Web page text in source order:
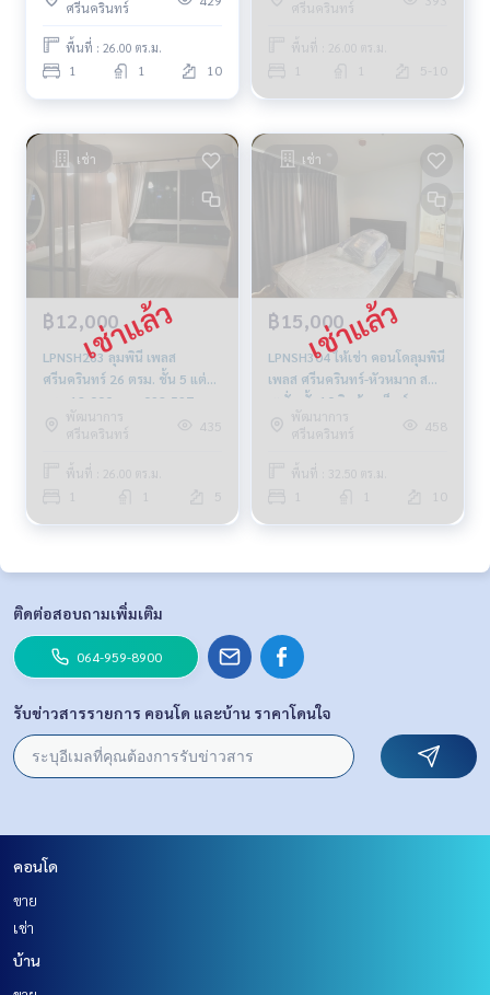
ศรีนครินทร์
พื้นที่ : 26.00 ตร.ม.
1 1 10
ศรีนครินทร์
พื้นที่ : 26.00 ตร.ม.
5-10
เช่า
฿12,000
LPNSH263 ลุมพินี เพลส
ศรีนครินทร์ 26 ตรม. ชั้น 5 แต่ง
ครบ 12,000 บาท 092-597-
4998พัฒนาการ
ศรีนครินทร์
435
พื้นที่ : 26.00 ตร.ม.
5
เช่า
฿15,000
LPNSH304 ให้เช่า คอนโดลุมพินี
เพลส ศรีนครินทร์-หัวหมาก ส
เตชั่น ชั้น10 วิวห้างแม็กซ์แวลู
32.5ตรม ตึกB 1นอน 1น้ำ
15,000บ. 094-315-6166
พัฒนาการ
ศรีนครินทร์
458
พื้นที่ : 32.50 ตร.ม.
10
ติดต่อสอบถามเพิ่มเติม
064-959-8900
รับข่าวสารรายการ คอนโด และบ้าน ราคาโดนใจ
คอนโด
ขาย
เช่า
บ้าน